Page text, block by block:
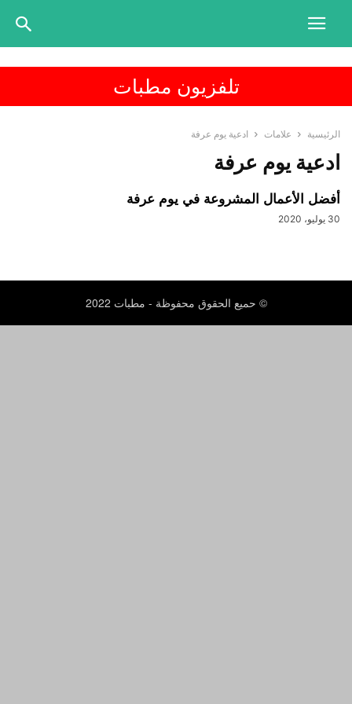
تلفزيون مطبات
الرئيسية علامات ادعية يوم عرفة
ادعية يوم عرفة
أفضل الأعمال المشروعة في يوم عرفة
30 يوليو، 2020
© حميع الحقوق محفوظة - مطبات 2022